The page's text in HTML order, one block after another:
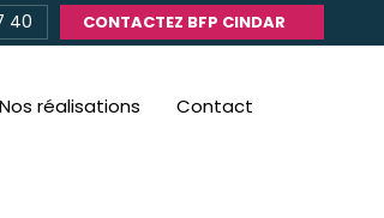
40 CONTACTEZ BFP CINDAR
Nos réalisations Contact